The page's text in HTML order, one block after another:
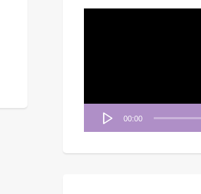
《清晨妥拉》第22週 (七)
00:00